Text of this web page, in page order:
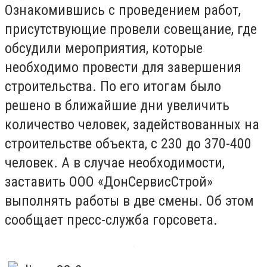
Ознакомившись с проведением работ,
присутствующие провели совещание, где
обсудили мероприятия, которые
необходимо провести для завершения
строительства. По его итогам было
решено в ближайшие дни увеличить
количество человек, задействованных на
строительстве объекта, с 230 до 370-400
человек. А в случае необходимости,
заставить ООО «ДонСервисСтрой»
выполнять работы в две смены. Об этом
сообщает пресс-служба горсовета.